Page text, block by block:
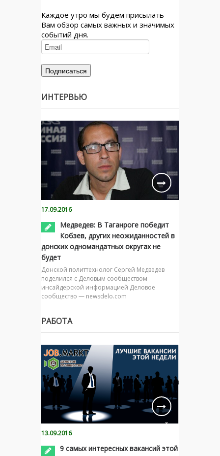
Каждое утро мы будем присылать
Вам обзор самых важных и значимых
событий дня.
ИНТЕРВЬЮ
17.09.2016
Медведев: В Таганроге победит
Кобзев, других неожиданностей в
донских одномандатных округах не
будет
Донской политтехнолог Сергей Медведев
поделился с Деловым сообществом
инсайдерской информацией Деловое
сообщество — newsdelo.com
РАБОТА
13.09.2016
9 самых интересных вакансий этой